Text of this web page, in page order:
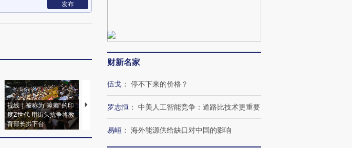
发布
视线｜被称为“蟑螂”的印
度Z世代 用街头抗争将教
育部长拱下台
视线｜“入侵”还是“人道危
湖北宜昌局部短时降雨
哈尔滨遭遇短时极端强降
财新名家
伍戈 ： 停不下来的价格？
罗志恒 ： 中美人工智能竞争：道路比技术更重要
易峘 ： 海外能源供给缺口对中国的影响